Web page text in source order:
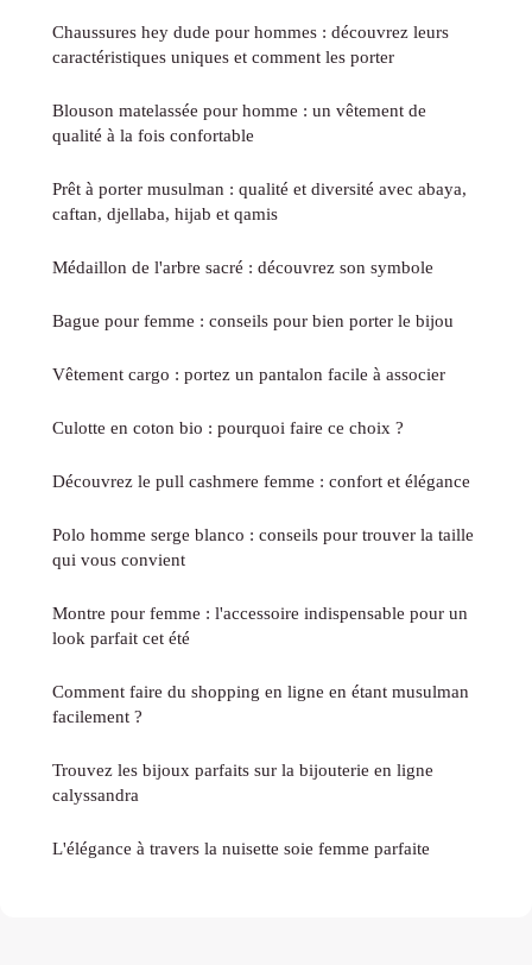
Chaussures hey dude pour hommes : découvrez leurs
caractéristiques uniques et comment les porter
Blouson matelassée pour homme : un vêtement de
qualité à la fois confortable
Prêt à porter musulman : qualité et diversité avec abaya,
caftan, djellaba, hijab et qamis
Médaillon de l'arbre sacré : découvrez son symbole
Bague pour femme : conseils pour bien porter le bijou
Vêtement cargo : portez un pantalon facile à associer
Culotte en coton bio : pourquoi faire ce choix ?
Découvrez le pull cashmere femme : confort et élégance
Polo homme serge blanco : conseils pour trouver la taille
qui vous convient
Montre pour femme : l'accessoire indispensable pour un
look parfait cet été
Comment faire du shopping en ligne en étant musulman
facilement ?
Trouvez les bijoux parfaits sur la bijouterie en ligne
calyssandra
L'élégance à travers la nuisette soie femme parfaite